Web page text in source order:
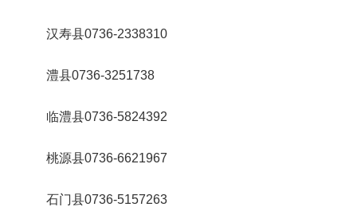
汉寿县0736-2338310
澧县0736-3251738
临澧县0736-5824392
桃源县0736-6621967
石门县0736-5157263